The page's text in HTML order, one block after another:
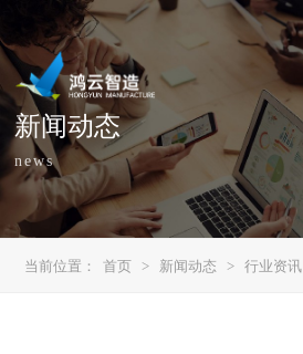
新闻动态
news
当前位置： 首页 > 新闻动态 > 行业资讯